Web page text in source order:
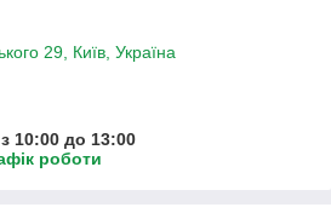
29, Київ, Україна
10:00 до 13:00
роботи